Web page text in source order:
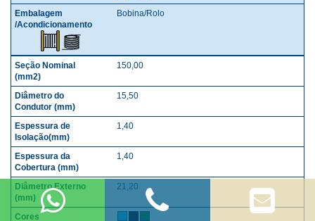
Bobina/Rolo
150,00
15,50
1,40
1,40
21,20